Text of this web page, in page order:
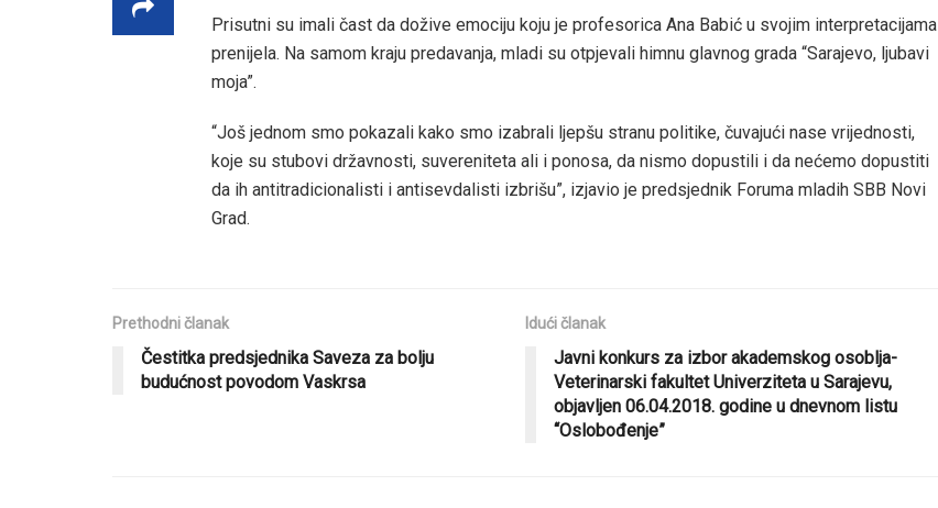
Prisutni su imali čast da dožive emociju koju je profesorica Ana Babić u svojim interpretacijama
prenijela. Na samom kraju predavanja, mladi su otpjevali himnu glavnog grada “Sarajevo, ljubavi
moja”.
“Još jednom smo pokazali kako smo izabrali ljepšu stranu politike, čuvajući nase vrijednosti,
koje su stubovi državnosti, suvereniteta ali i ponosa, da nismo dopustili i da nećemo dopustiti
da ih antitradicionalisti i antisevdalisti izbrišu”, izjavio je predsjednik Foruma mladih SBB Novi
Grad.
Prethodni članak
Čestitka predsjednika Saveza za bolju
budućnost povodom Vaskrsa
Idući članak
Javni konkurs za izbor akademskog osoblja-
Veterinarski fakultet Univerziteta u Sarajevu,
objavljen 06.04.2018. godine u dnevnom listu
“Oslobođenje”